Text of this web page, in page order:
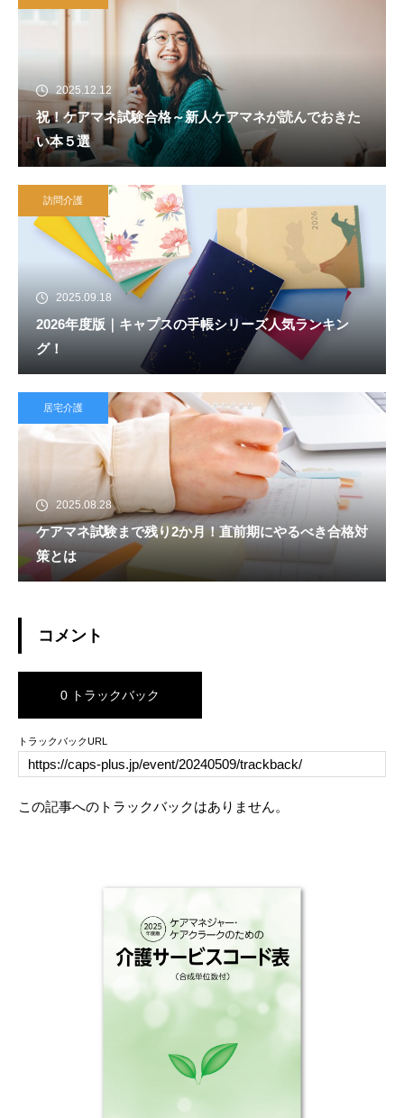
2025.12.12
祝！ケアマネ試験合格～新人ケアマネが読んでおきた
い本５選
訪問介護
2025.09.18
2026年度版｜キャプスの手帳シリーズ人気ランキン
グ！
居宅介護
2025.08.28
ケアマネ試験まで残り2か月！直前期にやるべき合格対
策とは
コメント
0 トラックバック
トラックバックURL
この記事へのトラックバックはありません。